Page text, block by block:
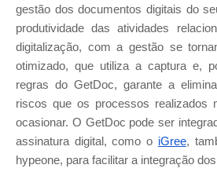
gestão dos documentos digitais do
produtividade das atividades
digitalização, com a gestão se
otimizado, que utiliza a captura e,
regras do GetDoc, garante a
riscos que os processos realizados
ocasionar. O GetDoc pode ser
assinatura digital, como o iGree,
hypeone, para facilitar a integração